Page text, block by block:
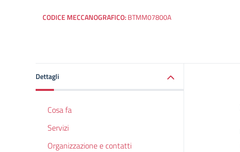
CODICE MECCANOGRAFICO:BTMM07800A
Dettagli
Cosa fa
Servizi
Organizzazione e contatti